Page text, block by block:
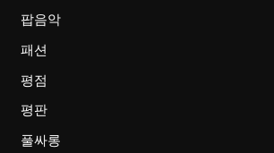
팝음악
패션
평점
평판
풀싸롱